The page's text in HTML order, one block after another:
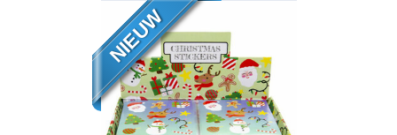
NIEUW